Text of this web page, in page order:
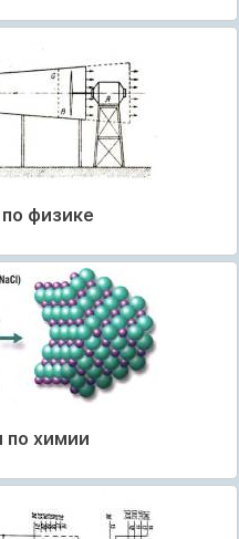
физике
по химии